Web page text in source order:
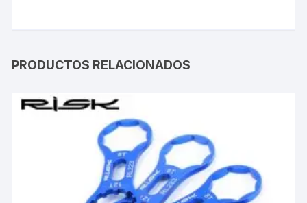
PRODUCTOS RELACIONADOS